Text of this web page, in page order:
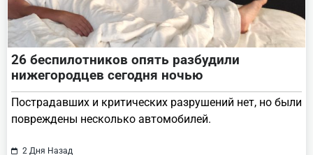
26 беспилотников опять разбудили
нижегородцев сегодня ночью
Пострадавших и критических разрушений нет, но были
повреждены несколько автомобилей.
2 Дня Назад